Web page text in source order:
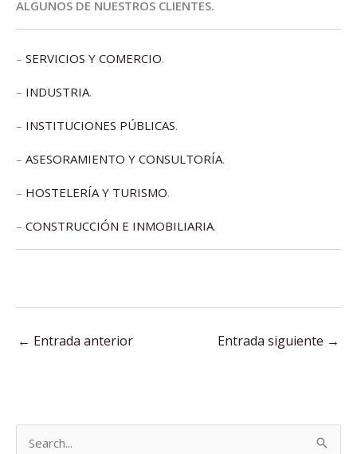
ALGUNOS DE NUESTROS CLIENTES.
– SERVICIOS Y COMERCIO.
– INDUSTRIA.
– INSTITUCIONES PÚBLICAS.
– ASESORAMIENTO Y CONSULTORÍA.
– HOSTELERÍA Y TURISMO.
– CONSTRUCCIÓN E INMOBILIARIA.
← Entrada anterior Entrada siguiente →